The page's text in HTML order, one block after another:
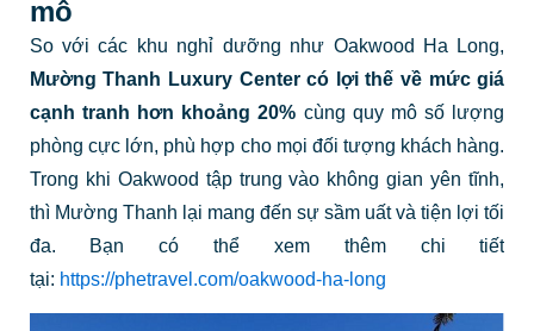
mô
So với các khu nghỉ dưỡng như Oakwood Ha Long,
Mường Thanh Luxury Center có lợi thế về mức giá
cạnh tranh hơn khoảng 20% cùng quy mô số lượng
phòng cực lớn, phù hợp cho mọi đối tượng khách hàng.
Trong khi Oakwood tập trung vào không gian yên tĩnh,
thì Mường Thanh lại mang đến sự sầm uất và tiện lợi tối
đa. Bạn có thể xem thêm chi tiết
tại: https://phetravel.com/oakwood-ha-long